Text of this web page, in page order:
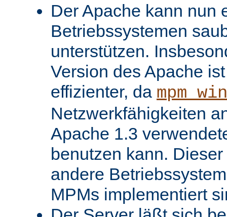
Der Apache kann nun
Betriebssystemen
unterstützen.
Version des Apache
effizienter, da
Netzwerkfähigkeiten
Apache 1.3
benutzen kann.
andere
MPMs implementiert